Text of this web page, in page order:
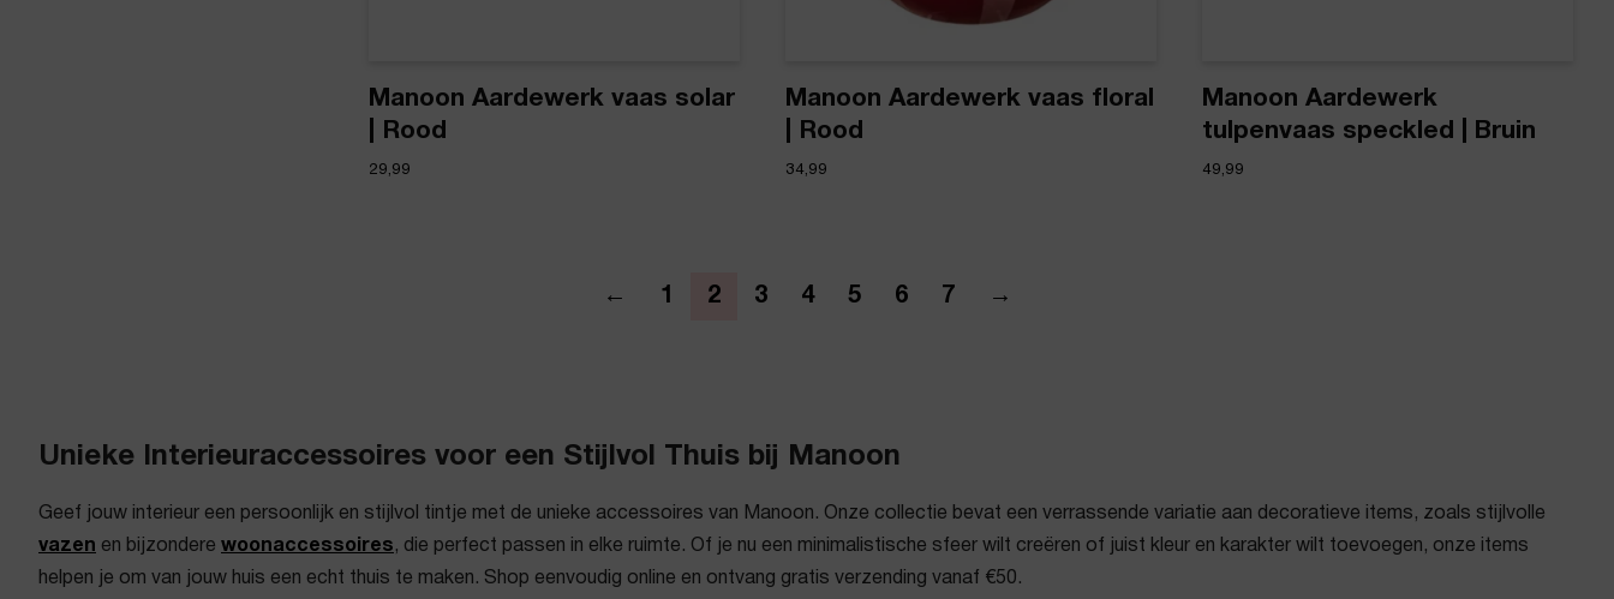
Manoon Aardewerk vaas solar
| Rood
29,99
Manoon Aardewerk vaas floral
| Rood
34,99
Manoon Aardewerk
tulpenvaas speckled | Bruin
49,99
← 1 2 3 4 5 6 7 →
Unieke Interieuraccessoires voor een Stijlvol Thuis bij Manoon
Geef jouw interieur een persoonlijk en stijlvol tintje met de unieke accessoires van Manoon. Onze collectie bevat een verrassende variatie aan decoratieve items, zoals stijlvolle
vazen en bijzondere woonaccessoires , die perfect passen in elke ruimte. Of je nu een minimalistische sfeer wilt creëren of juist kleur en karakter wilt toevoegen, onze items
helpen je om van jouw huis een echt thuis te maken. Shop eenvoudig online en ontvang gratis verzending vanaf €50.